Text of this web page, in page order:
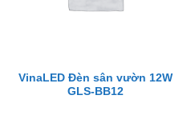
VinaLED Đèn sân vườn 12W
GLS-BB12